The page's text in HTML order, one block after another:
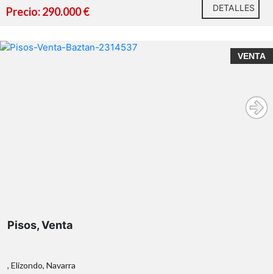
Precio: 290.000 € DETALLES
VENTA
Pisos, Venta
, Elizondo, Navarra